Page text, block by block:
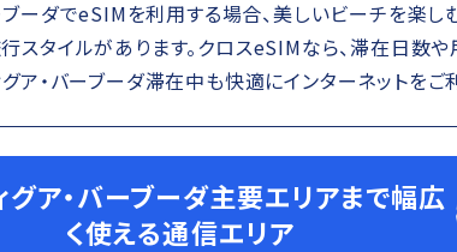
ブーダでeSIMを利用する場合、美しいビーチを楽
スタイルがあります。クロスeSIMなら、滞在日数
グア・バーブーダ滞在中も快適にインターネットをご
グア・バーブーダ主要エリアまで幅広
く使える通信エリア